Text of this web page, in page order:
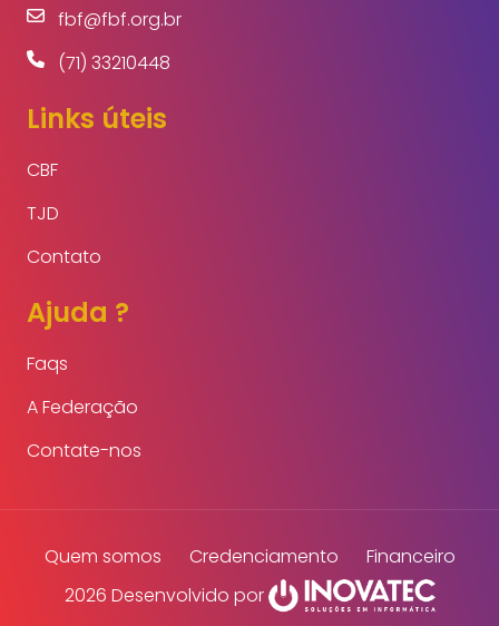
fbf@fbf.org.br
(71) 33210448
Links úteis
CBF
TJD
Contato
Ajuda ?
Faqs
A Federação
Contate-nos
Quem somos Credenciamento
Financeiro
2026 Desenvolvido por